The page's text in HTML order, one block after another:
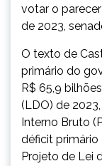
votar o
de 2023,
O texto de
primário do
R$ 65,9
(LDO) de
Interno Bruto
déficit primário
Projeto de Lei